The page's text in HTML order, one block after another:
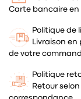
Carte bancaire
Politique de
Livraison
de votre
Politique
Retour